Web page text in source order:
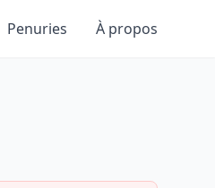
Penuries À propos